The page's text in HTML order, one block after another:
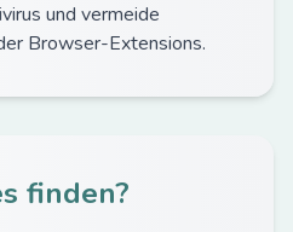
und vermeide
Browser-Extensions.
finden?